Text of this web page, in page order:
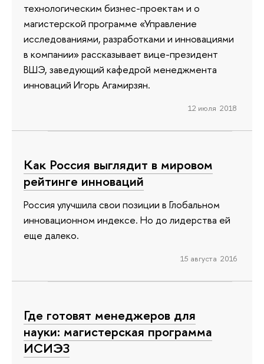
технологическим бизнес-проектам и о
магистерской программе «Управление
исследованиями, разработками и инновациями
в компании» рассказывает вице-президент
ВШЭ, заведующий кафедрой менеджмента
инноваций Игорь Агамирзян.
12 июля 2018
Как Россия выглядит в мировом
рейтинге инноваций
Россия улучшила свои позиции в Глобальном
инновационном индексе. Но до лидерства ей
еще далеко.
15 августа 2016
Где готовят менеджеров для
науки: магистерская программа
ИСИЭЗ